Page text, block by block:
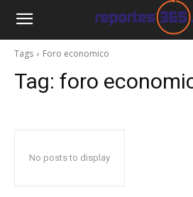
Tags Foro economico
Tag: foro
No posts to display